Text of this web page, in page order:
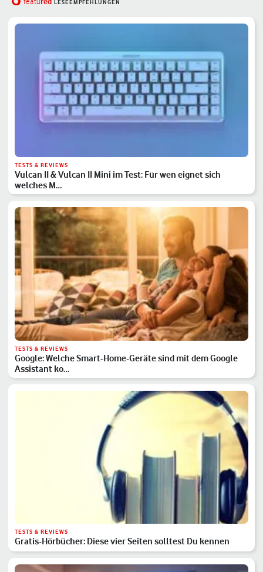
featu LESEEMPFEHLUNGEN
TESTS & REVIEWS
Vulcan II & Vulcan II Mini im Test: Für wen eignet sich
welches M…
TESTS & REVIEWS
Google: Welche Smart-Home-Geräte sind mit dem Google
Assistant ko…
TESTS & REVIEWS
Gratis-Hörbücher: Diese vier Seiten solltest Du kennen